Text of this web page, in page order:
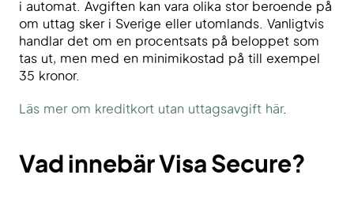
i automat. Avgiften kan vara olika stor beroende på
om uttag sker i Sverige eller utomlands. Vanligtvis
handlar det om en procentsats på beloppet som
tas ut, men med en minimikostad på till exempel
35 kronor.
Läs mer om kreditkort utan uttagsavgift här.
Vad innebär Visa Secure?